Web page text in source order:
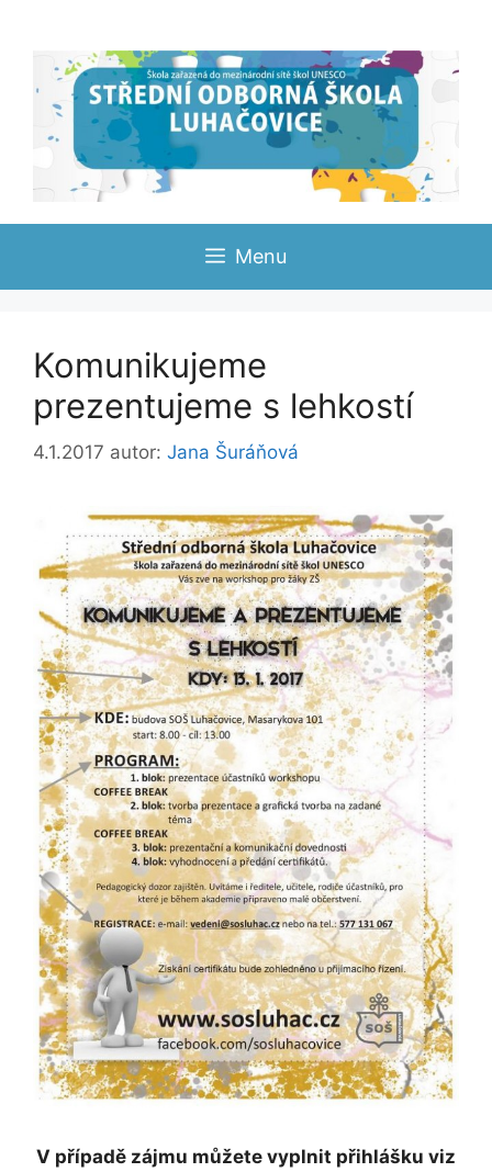
Menu
Komunikujeme
prezentujeme s lehkostí
4.1.2017 autor: Jana Šuráňová
V případě zájmu můžete vyplnit přihlášku viz